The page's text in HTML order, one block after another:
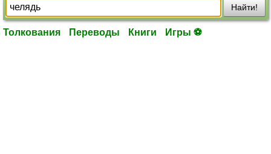
Найти!
Толкования Переводы Книги Игры ⚽